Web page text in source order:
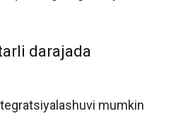
darajada
mumkin